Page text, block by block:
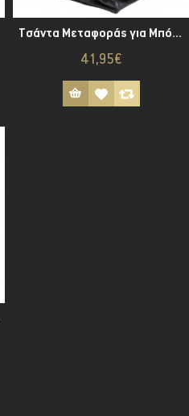
Τσάντα Μεταφοράς για Μπότες και Κράνος
41,95€